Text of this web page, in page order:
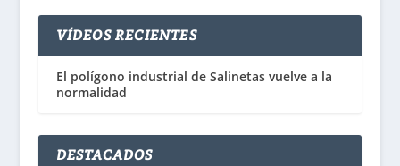
VÍDEOS RECIENTES
El polígono industrial de Salinetas vuelve a la
normalidad
DESTACADOS